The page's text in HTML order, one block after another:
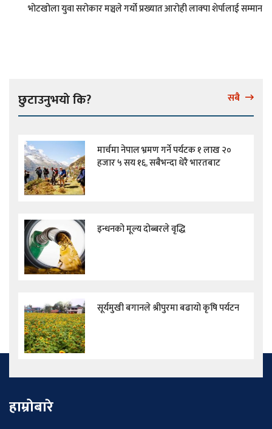
भोटखोला युवा सरोकार मञ्चले गर्यो प्रख्यात आरोही लाक्पा शेर्पालाई सम्मान
छुटाउनुभयो कि? सबै
मार्चमा नेपाल भ्रमण गर्ने पर्यटक १ लाख २०
हजार ५ सय १६, सबैभन्दा धेरै भारतबाट
इन्धनको मूल्य दोब्बरले वृद्धि
सूर्यमुखी बगानले श्रीपुरमा बढायो कृषि पर्यटन
हाम्रोबारे